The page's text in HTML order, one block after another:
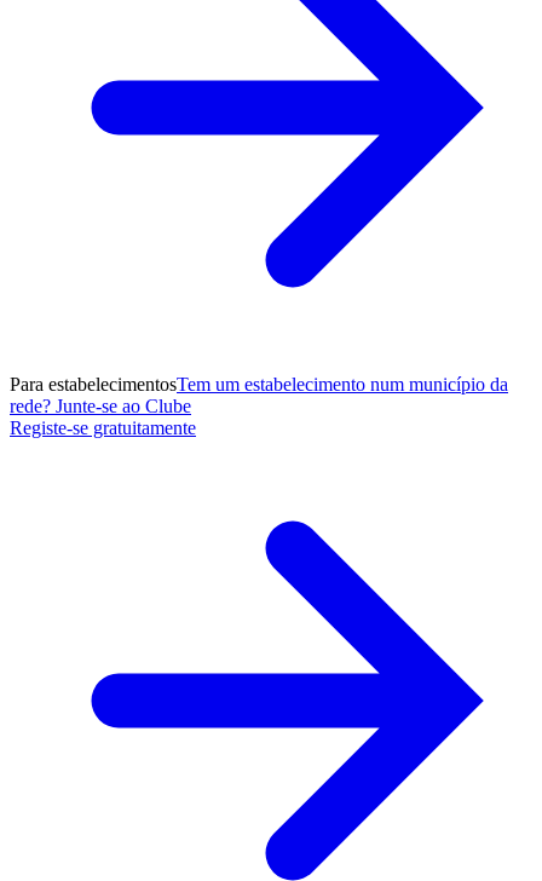
Para estabelecimentosTem um estabelecimento num município da
rede? Junte-se ao Clube
Registe-se gratuitamente